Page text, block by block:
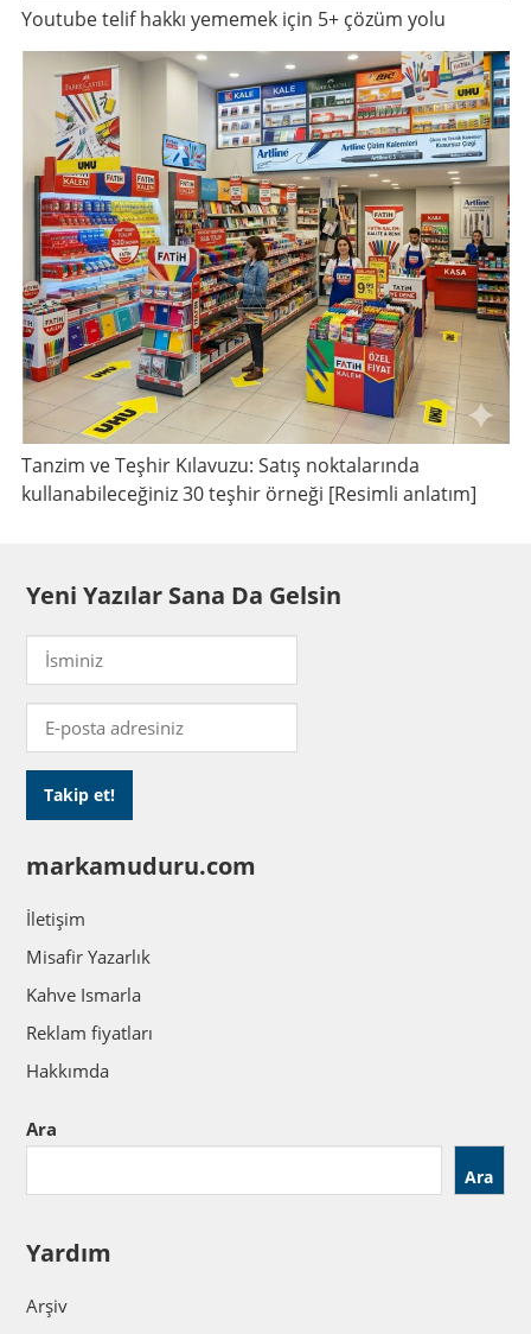
Youtube telif hakkı yememek için 5+ çözüm yolu
Tanzim ve Teşhir Kılavuzu: Satış noktalarında
kullanabileceğiniz 30 teşhir örneği [Resimli anlatım]
Yeni Yazılar Sana Da Gelsin
markamuduru.com
İletişim
Misafir Yazarlık
Kahve Ismarla
Reklam fiyatları
Hakkımda
Ara
Ara
Yardım
Arşiv